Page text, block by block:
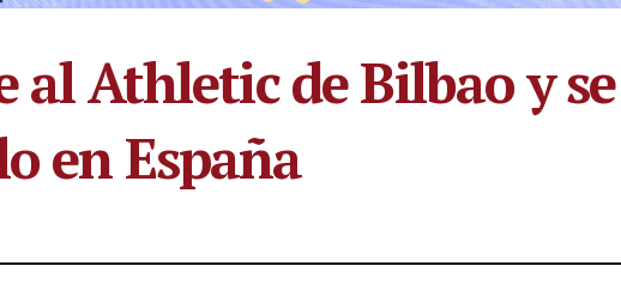
al Athletic de Bilbao y
en España